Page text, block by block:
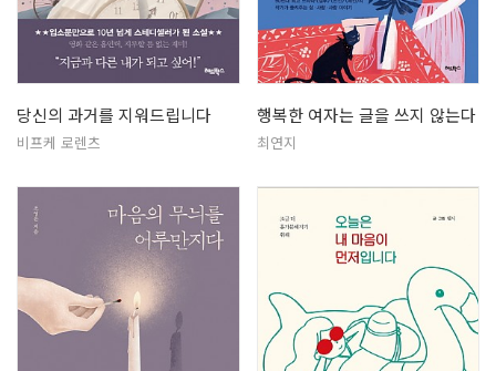
당신의 과거를 지워드립니다
비프케 로렌츠
행복한 여자는 글을 쓰지 않는다
최연지